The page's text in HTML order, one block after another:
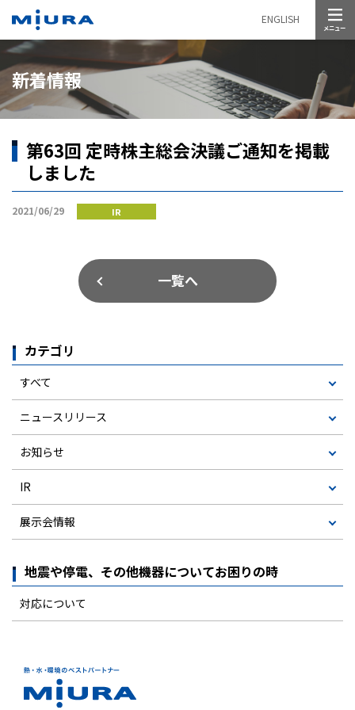
ENGLISH
新着情報
第63回 定時株主総会決議ご通知を掲載
しました
2021/06/29 IR
一覧へ
カテゴリ
すべて
ニュースリリース
お知らせ
IR
展示会情報
地震や停電、その他機器についてお困りの時
対応について